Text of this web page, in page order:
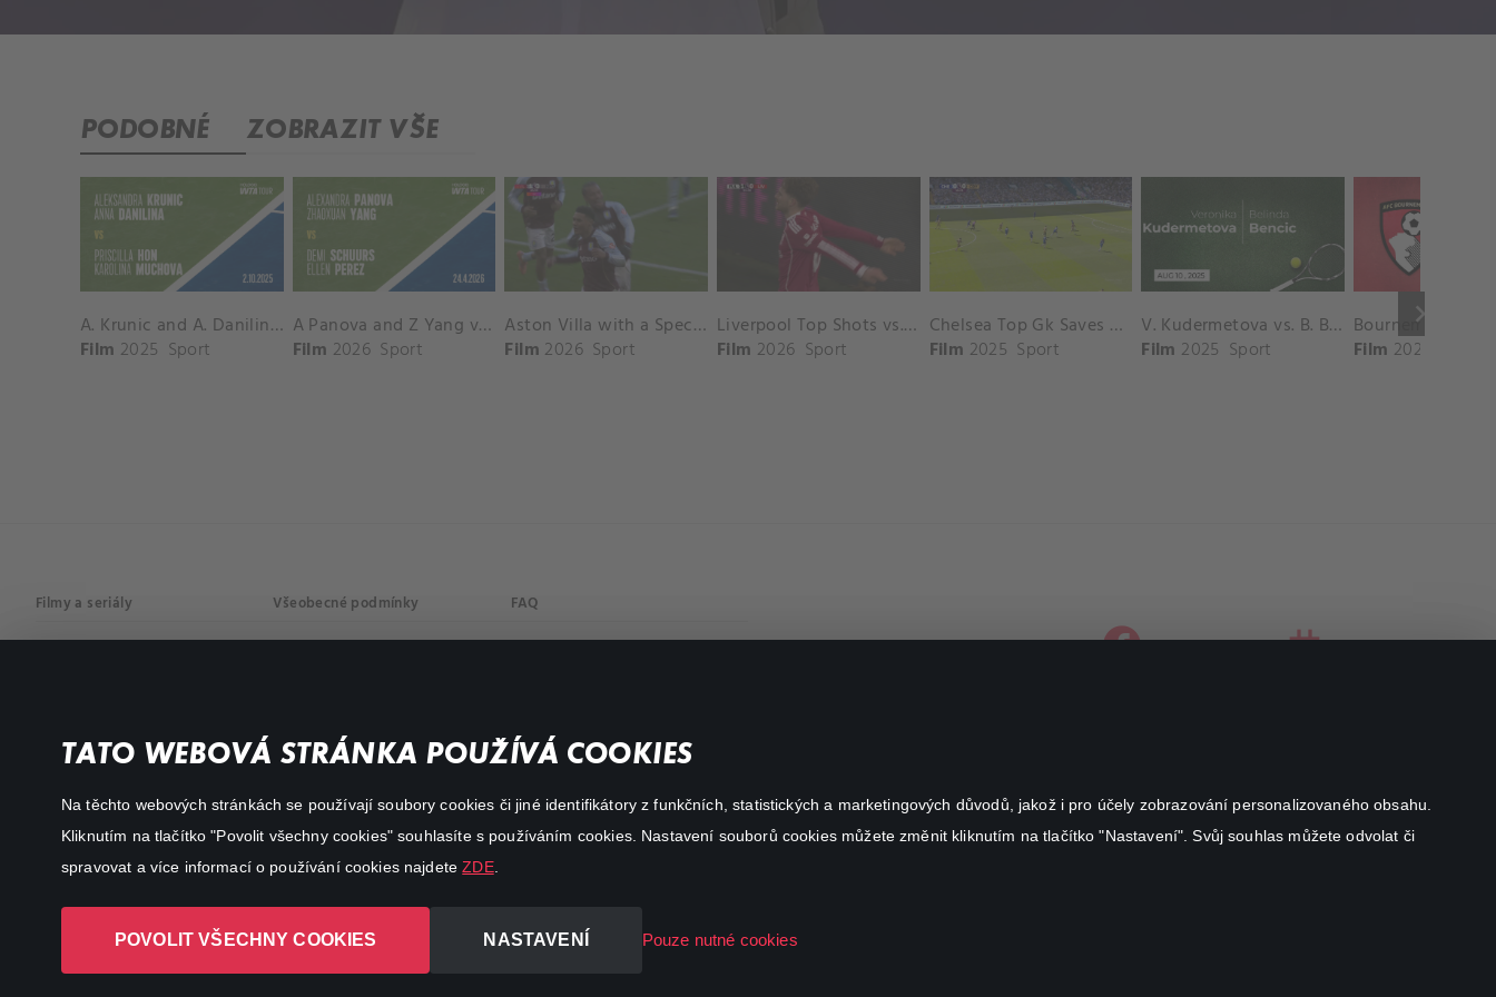
TATO WEBOVÁ STRÁNKA POUŽÍVÁ COOKIES
Na těchto webových stránkách se používají soubory cookies či jiné identifikátory z funkčních, statistických a marketingových důvodů, jakož i pro účely zobrazování personalizovaného obsahu.
Kliknutím na tlačítko "Povolit všechny cookies" souhlasíte s používáním cookies. Nastavení souborů cookies můžete změnit kliknutím na tlačítko "Nastavení". Svůj souhlas můžete odvolat či
spravovat a více informací o používání cookies najdeteZDE.
POVOLIT VŠECHNY COOKIES NASTAVENÍ Pouze nutné cookies
PODOBNÉ ZOBRAZIT VŠE
keyboard_arrow_right
A. Krunic and A. Danilina vs. P. Hon and K. Muchova Match Highlights - BEIJING_Capital Group Diamond ( October 02, 2025)
Film 2025 Sport
A Panova and Z Yang vs D Schuurs and E Perez Match Highlights - MADRID_Court 8 ( April 24, 2026)
Film 2026 Sport
Aston Villa with a Spectacular Goal vs. Nottingham Forest
Film 2026 Sport
Liverpool Top Shots vs. Fulham
Film 2026 Sport
Chelsea Top Gk Saves vs. Crystal Palace
Film 2025 Sport
V. Kudermetova vs. B. Bencic Match Highlights - CINCINNATI_Champions Court ( August 10, 2025)
Film 2025 Sport Film 2025
Filmy a seriály
Akční
Všeobecné podmínky FAQ
facebookinstagram
Canal+ Luxembourg S. à r.l. se sídlem Rue Albert Borschette 4,